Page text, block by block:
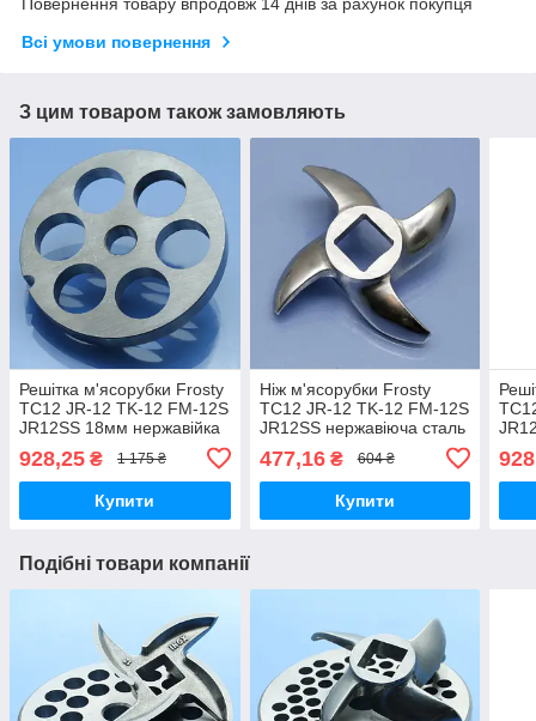
Повернення товару впродовж 14 днів за рахунок покупця
Всі умови повернення
З цим товаром також замовляють
Решітка м'ясорубки Frosty
TC12 JR-12 TK-12 FM-12S
JR12SS 18мм нержавійка
928,25 ₴ 1 175 ₴
Купити
Ніж м'ясорубки Frosty
TC12 JR-12 TK-12 FM-12S
JR12SS нержавіюча сталь
477,16₴ 604 ₴
Купити
Подібні товари компанії